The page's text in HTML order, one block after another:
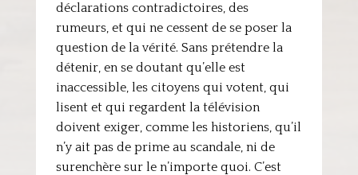
déclarations contradictoires, des
rumeurs, et qui ne cessent de se poser la
question de la vérité. Sans prétendre la
détenir, en se doutant qu’elle est
inaccessible, les citoyens qui votent, qui
lisent et qui regardent la télévision
doivent exiger, comme les historiens, qu’il
n’y ait pas de prime au scandale, ni de
surenchère sur le n’importe quoi. C’est